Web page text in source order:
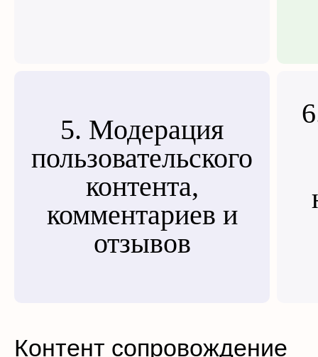
5. Модерация
пользовательского
контента,
комментариев и
отзывов
Контент сопровождение